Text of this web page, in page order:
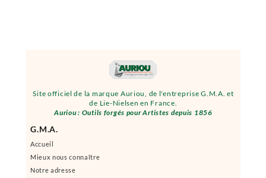
Site officiel de la marque Auriou, de l'entreprise G.M.A. et
de Lie-Nielsen en France.
Auriou : Outils forgés pour Artistes depuis 1856
G.M.A.
Accueil
Mieux nous connaître
Notre adresse